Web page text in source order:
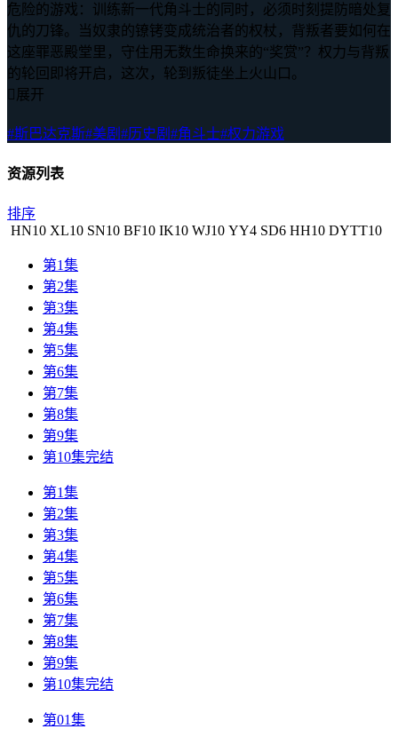
危险的游戏：训练新一代角斗士的同时，必须时刻提防暗处复
仇的刀锋。当奴隶的镣铐变成统治者的权杖，背叛者要如何在
这座罪恶殿堂里，守住用无数生命换来的“奖赏”？权力与背叛
的轮回即将开启，这次，轮到叛徒坐上火山口。
 展开
#斯巴达克斯#美剧 #历史剧 #角斗士#权力游戏
资源列表
排序
HN10 XL10 SN10 BF10 IK10 WJ10 YY4 SD6 HH10 DYTT10
第1集
第2集
第3集
第4集
第5集
第6集
第7集
第8集
第9集
第10集完结
第1集
第2集
第3集
第4集
第5集
第6集
第7集
第8集
第9集
第10集完结
第01集